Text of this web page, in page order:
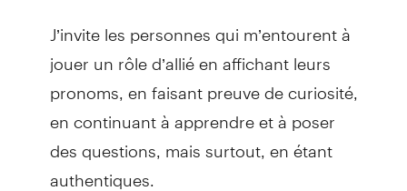
J’invite les personnes qui m’entourent à
jouer un rôle d’allié en affichant leurs
pronoms, en faisant preuve de curiosité,
en continuant à apprendre et à poser
des questions, mais surtout, en étant
authentiques.